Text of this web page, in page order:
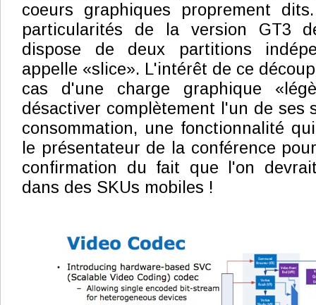
coeurs graphiques proprement
particularités de la version GT3
dispose de deux partitions
appelle «slice». L'intérêt de ce
cas d'une charge graphique
désactiver complètement l'un de ses
consommation, une fonctionnalité
le présentateur de la conférence
confirmation du fait que l'on
dans des SKUs mobiles !